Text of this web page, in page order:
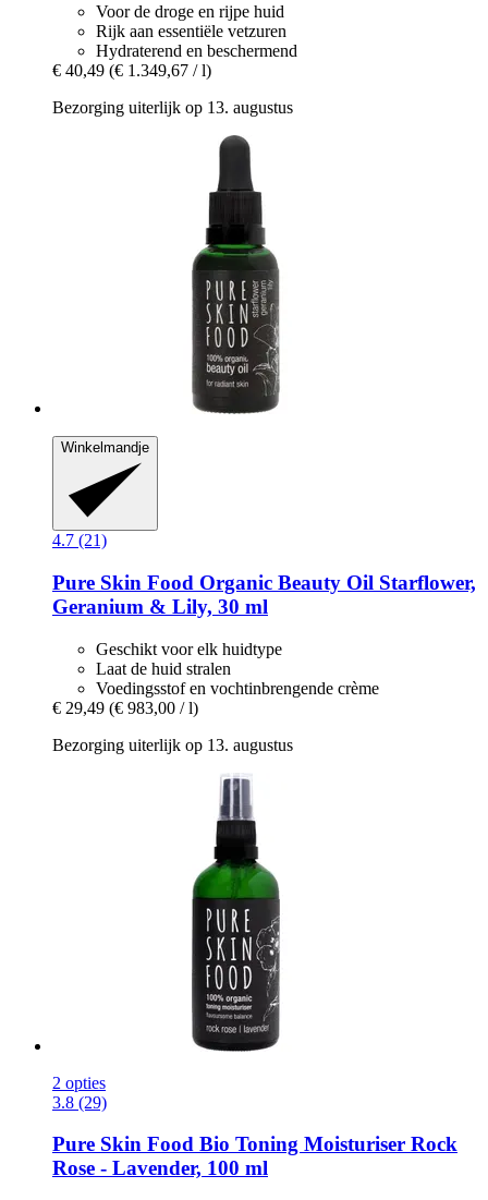
Voor de droge en rijpe huid
Rijk aan essentiële vetzuren
Hydraterend en beschermend
€ 40,49 (€ 1.349,67 / l)
Bezorging uiterlijk op 13. augustus
Winkelmandje
4.7 (21)
Pure Skin Food Organic Beauty Oil Starflower,
Geranium & Lily, 30 ml
Geschikt voor elk huidtype
Laat de huid stralen
Voedingsstof en vochtinbrengende crème
€ 29,49 (€ 983,00 / l)
Bezorging uiterlijk op 13. augustus
2 opties
3.8 (29)
Pure Skin Food Bio Toning Moisturiser Rock
Rose -​ Lavender, 100 ml